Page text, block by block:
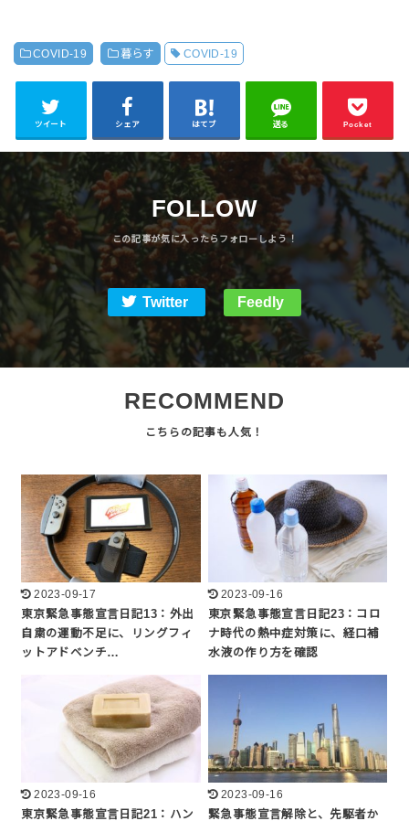
COVID-19 暮らす COVID-19
ツイート シェア はてブ 送る Pocket
FOLLOW
Twitter Feedly
RECOMMEND
2023-09-17
東京緊急事態宣言日記13：外出
自粛の運動不足に、リングフィ
ットアドベンチ…
2023-09-16
東京緊急事態宣言日記23：コロ
ナ時代の熱中症対策に、経口補
水液の作り方を確認
2023-09-16
東京緊急事態宣言日記21：ハン
2023-09-16
緊急事態宣言解除と、先駆者か